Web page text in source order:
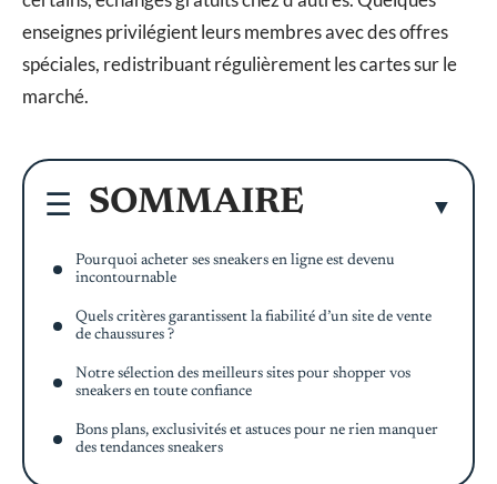
enseignes privilégient leurs membres avec des offres
spéciales, redistribuant régulièrement les cartes sur le
marché.
SOMMAIRE
Pourquoi acheter ses sneakers en ligne est devenu
incontournable
Quels critères garantissent la fiabilité d’un site de vente
de chaussures ?
Notre sélection des meilleurs sites pour shopper vos
sneakers en toute confiance
Bons plans, exclusivités et astuces pour ne rien manquer
des tendances sneakers